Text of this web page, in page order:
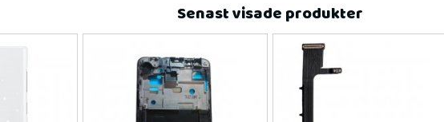
Senast visade produkter